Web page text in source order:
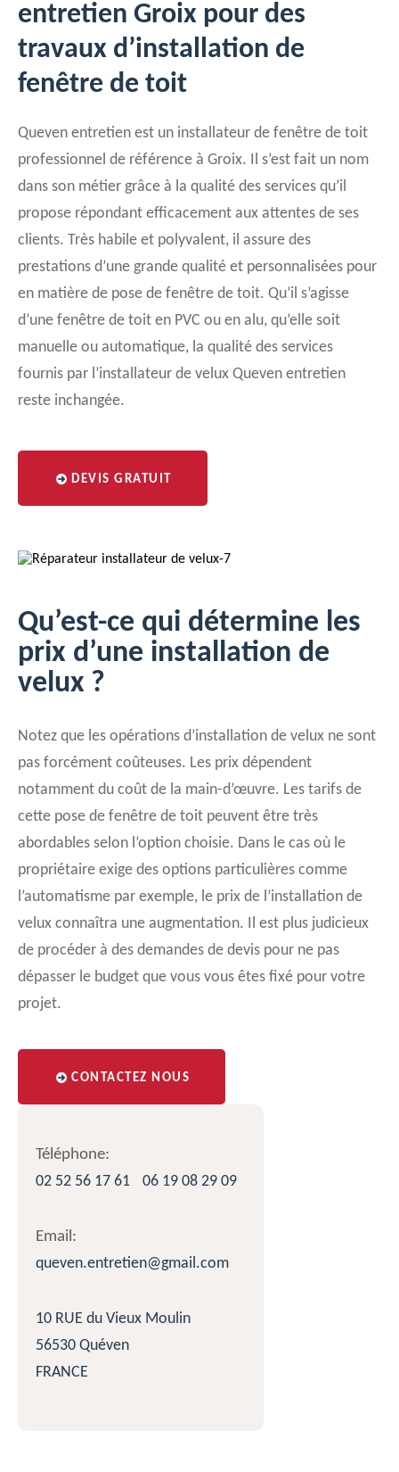
entretien Groix pour des
travaux d’installation de
fenêtre de toit
Queven entretien est un installateur de fenêtre de toit
professionnel de référence à Groix. Il s’est fait un nom
dans son métier grâce à la qualité des services qu’il
propose répondant efficacement aux attentes de ses
clients. Très habile et polyvalent, il assure des
prestations d’une grande qualité et personnalisées pour
en matière de pose de fenêtre de toit. Qu’il s’agisse
d’une fenêtre de toit en PVC ou en alu, qu’elle soit
manuelle ou automatique, la qualité des services
fournis par l’installateur de velux Queven entretien
reste inchangée.
DEVIS GRATUIT
Qu’est-ce qui détermine les
prix d’une installation de
velux ?
Notez que les opérations d’installation de velux ne sont
pas forcément coûteuses. Les prix dépendent
notamment du coût de la main-d’œuvre. Les tarifs de
cette pose de fenêtre de toit peuvent être très
abordables selon l’option choisie. Dans le cas où le
propriétaire exige des options particulières comme
l’automatisme par exemple, le prix de l’installation de
velux connaîtra une augmentation. Il est plus judicieux
de procéder à des demandes de devis pour ne pas
dépasser le budget que vous vous êtes fixé pour votre
projet.
CONTACTEZ NOUS
Téléphone:
02 52 56 17 61
06 19 08 29 09
Email:
queven.entretien@gmail.com
10 RUE du Vieux Moulin
56530 Quéven
FRANCE